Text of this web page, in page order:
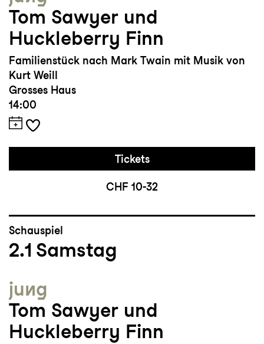
Tom Sawyer und
Huckleberry Finn
Familienstück nach Mark Twain mit Musik von
Kurt Weill
Grosses Haus
14:00
Tickets
CHF 10-32
Schauspiel
2.1 Samstag
jung
Tom Sawyer und
Huckleberry Finn